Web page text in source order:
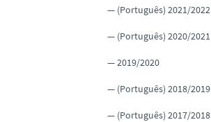
(Português) 2021/2022
(Português) 2020/2021
2019/2020
(Português) 2018/2019
(Português) 2017/2018